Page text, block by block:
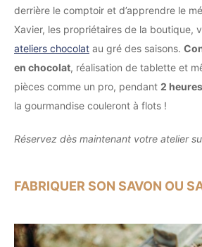
derrière le comptoir et d’apprendre le
Xavier, les propriétaires de la boutique,
ateliers chocolat au gré des saisons.
en chocolat, réalisation de tablette et
pièces comme un pro, pendant 2 heures
la gourmandise couleront à flots !
Réservez dès maintenant votre atelier
FABRIQUER SON SAVON OU